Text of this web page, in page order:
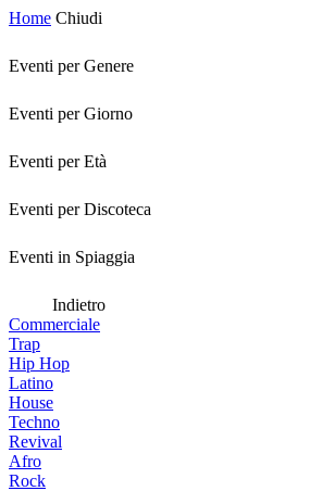
Home Chiudi
Eventi per Genere
Eventi per Giorno
Eventi per Età
Eventi per Discoteca
Eventi in Spiaggia
Indietro
Commerciale
Trap
Hip Hop
Latino
House
Techno
Revival
Afro
Rock